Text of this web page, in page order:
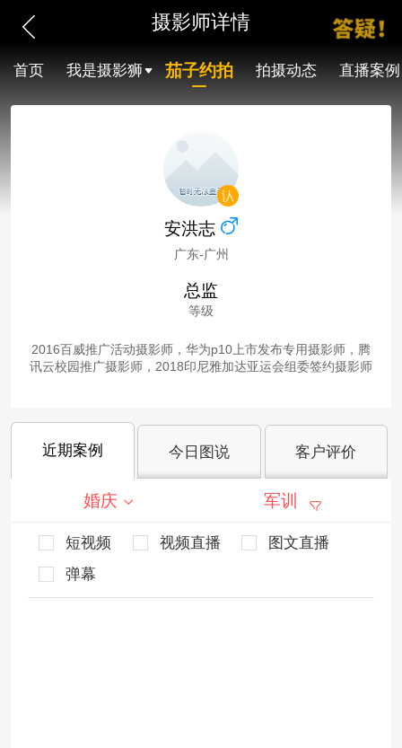
摄影师详情
首页 我是摄影狮 茄子约拍 拍摄动态 直播案例
安洪志
广东-广州
总监
等级
2016百威推广活动摄影师，华为p10上市发布专用摄影师，腾
讯云校园推广摄影师，2018印尼雅加达亚运会组委签约摄影师
近期案例 今日图说 客户评价
婚庆 军训
短视频 视频直播
图文直播
弹幕